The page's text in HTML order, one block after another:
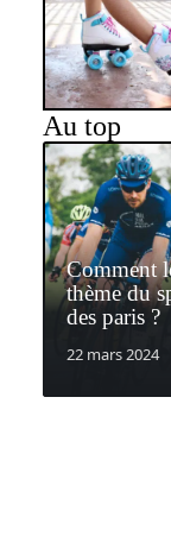
Au top
Comment
thème du
des paris ?
22 mars 2024